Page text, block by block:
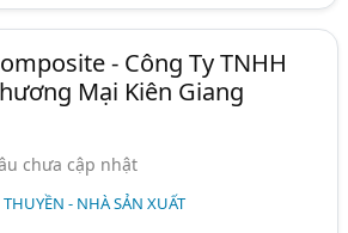
- Công Ty TNHH
Mại Kiên Giang
chưa cập nhật
- NHÀ SẢN XUẤT